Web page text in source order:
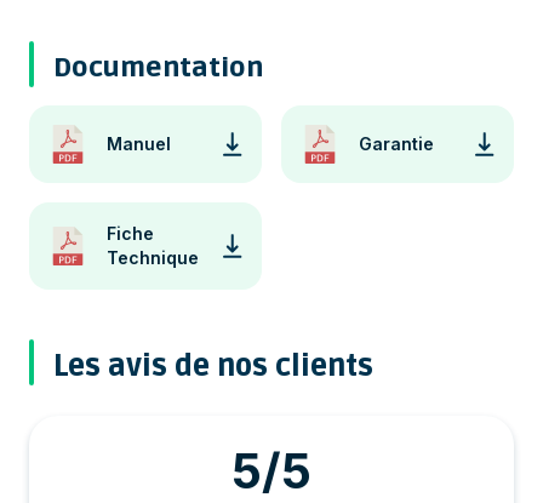
Documentation
Manuel Garantie
Fiche
Technique
Les avis de nos clients
5/5